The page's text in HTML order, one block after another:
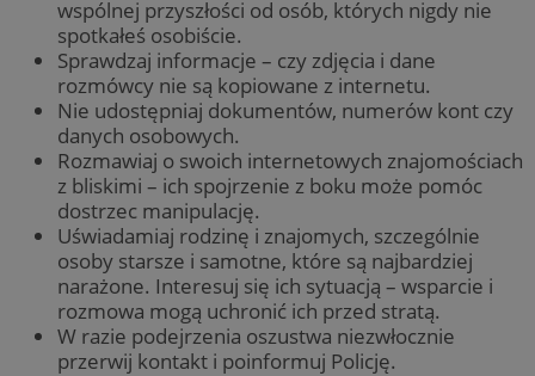
wspólnej przyszłości od osób, których nigdy nie
spotkałeś osobiście.
Sprawdzaj informacje – czy zdjęcia i dane
rozmówcy nie są kopiowane z internetu.
Nie udostępniaj dokumentów, numerów kont czy
danych osobowych.
Rozmawiaj o swoich internetowych znajomościach
z bliskimi – ich spojrzenie z boku może pomóc
dostrzec manipulację.
Uświadamiaj rodzinę i znajomych, szczególnie
osoby starsze i samotne, które są najbardziej
narażone. Interesuj się ich sytuacją – wsparcie i
rozmowa mogą uchronić ich przed stratą.
W razie podejrzenia oszustwa niezwłocznie
przerwij kontakt i poinformuj Policję.